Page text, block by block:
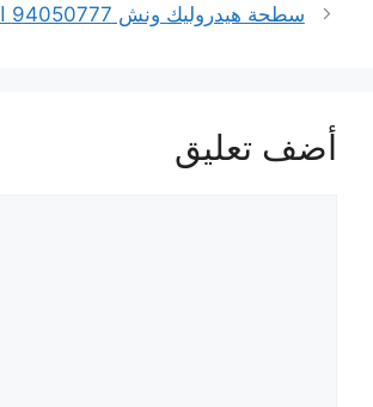
سطحة هيدروليك ونش 94050777 الجهراء
أضف تعليق